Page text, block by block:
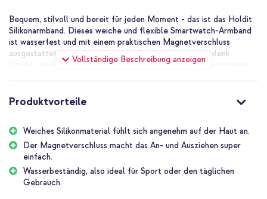
Vollständige Beschreibung anzeigen
Bequem, stilvoll und bereit für jeden Moment - das ist das Holdit
Silikonarmband. Dieses weiche und flexible Smartwatch-Armband
ist wasserfest und mit einem praktischen Magnetverschluss
ausgestattet. So kannst du es mühelos um dein Handgelenk
klicken, egal ob du Sport treiben oder auf der Couch entspannen
Warum solltest du dich für das Holdit Silikonarmband
Tragekomfort
Magnetverschluss: stabil, schnell und super praktisch
Wasserfest - ideal für Sport und den täglichen Gebrauch
Stilvolle Farben, die zu jedem Outfit passen
Produktvorteile
Weiches Silikonmaterial fühlt sich angenehm auf der Haut an.
Der Magnetverschluss macht das An- und Ausziehen super
einfach.
Wasserbeständig, also ideal für Sport oder den täglichen
Gebrauch.